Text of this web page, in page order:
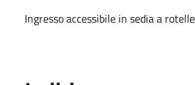
Ingresso accessibile in sedia a rotelle